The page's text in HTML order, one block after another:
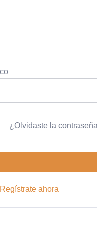
¿Olvidaste la
Regístrate ahora